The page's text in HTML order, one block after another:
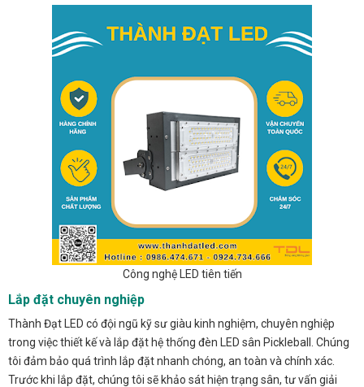
Công nghệ LED tiên tiến
Lắp đặt chuyên nghiệp
Thành Đạt LED có đội ngũ kỹ sư giàu kinh nghiệm, chuyên nghiệp
trong việc thiết kế và lắp đặt hệ thống đèn LED sân Pickleball. Chúng
tôi đảm bảo quá trình lắp đặt nhanh chóng, an toàn và chính xác.
Trước khi lắp đặt, chúng tôi sẽ khảo sát hiện trạng sân, tư vấn giải